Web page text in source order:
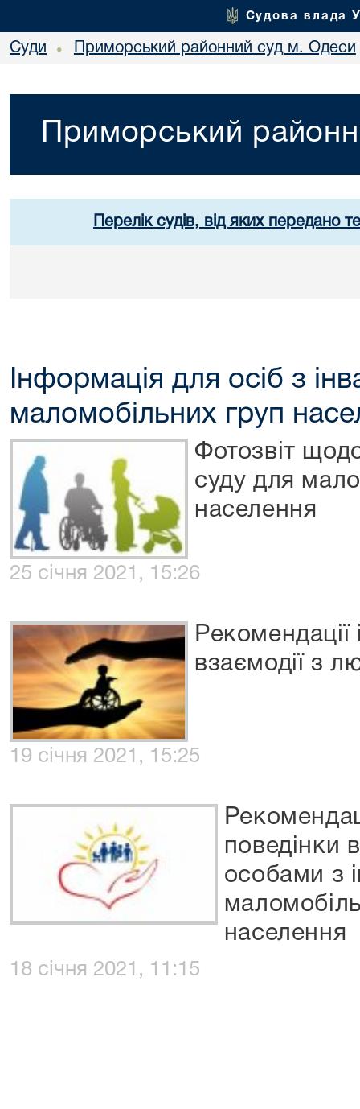
Судова влада
Суди • Приморський районний суд м. Одеси
Приморський
Перелік судів, від яких передано
Інформація для осіб з
маломобільних груп
Фотозвіт
суду для
населення
25 січня 2021, 15:26
Рекомендації
взаємодії з
19 січня 2021, 15:25
поведінки
особами з
населення
18 січня 2021, 11:15